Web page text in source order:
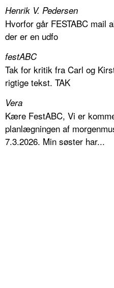
Henrik V. Pedersen
Hvorfor går FESTABC mail
der er en udfo
festABC
Tak for kritik fra Carl og
rigtige tekst. TAK
Vera
Kære FestABC, Vi er
planlægningen af
7.3.2026. Min søster har...